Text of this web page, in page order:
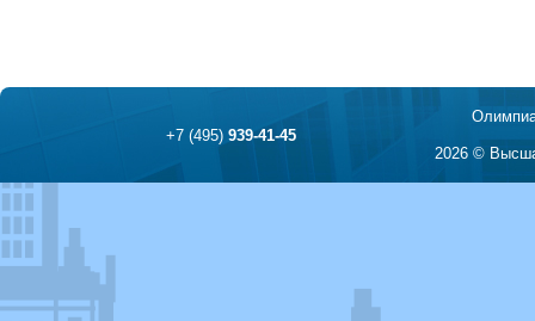
+7 (495)939-41-45
2026 ©